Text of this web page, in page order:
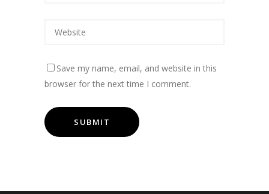
Save my name, email, and website in this
browser for the next time I comment.